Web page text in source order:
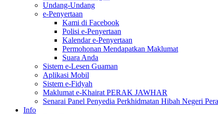
Undang-Undang
e-Penyertaan
Kami di Facebook
Polisi e-Penyertaan
Kalendar e-Penyertaan
Permohonan Mendapatkan Maklumat
Suara Anda
Sistem e-Lesen Guaman
Aplikasi Mobil
Sistem e-Fidyah
Maklumat e-Khairat PERAK JAWHAR
Senarai Panel Penyedia Perkhidmatan Hibah Negeri
Info